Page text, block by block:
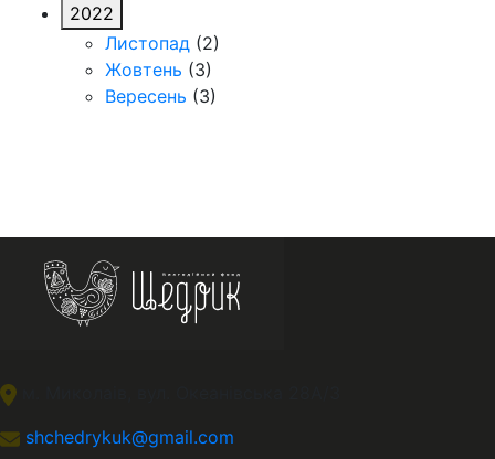
2022
Листопад (2)
Жовтень (3)
Вересень (3)
shchedrykuk@gmail.com